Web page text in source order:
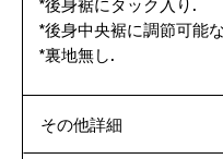
*後身裾にタック入り.
*後身中央裾に調節可能
*裏地無し.
その他詳細